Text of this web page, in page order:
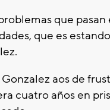
que
que es
aos de
cuatro años en